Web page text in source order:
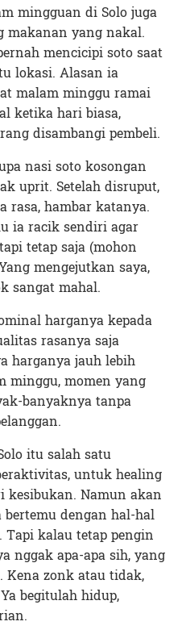
mingguan di Solo juga
makanan yang nakal.
mencicipi soto saat
lokasi. Alasan ia
malam minggu ramai
ketika hari biasa,
disambangi pembeli.
nasi soto kosongan
uprit. Setelah disruput,
rasa, hambar katanya.
ia racik sendiri agar
tetap saja (mohon
mengejutkan saya,
sangat mahal.
harganya kepada
rasanya saja
harganya jauh lebih
minggu, momen yang
banyaknya tanpa
itu salah satu
untuk healing
kesibukan. Namun akan
dengan hal-hal
kalau tetap pengin
nggak apa-apa sih, yang
zonk atau tidak,
begitulah hidup,